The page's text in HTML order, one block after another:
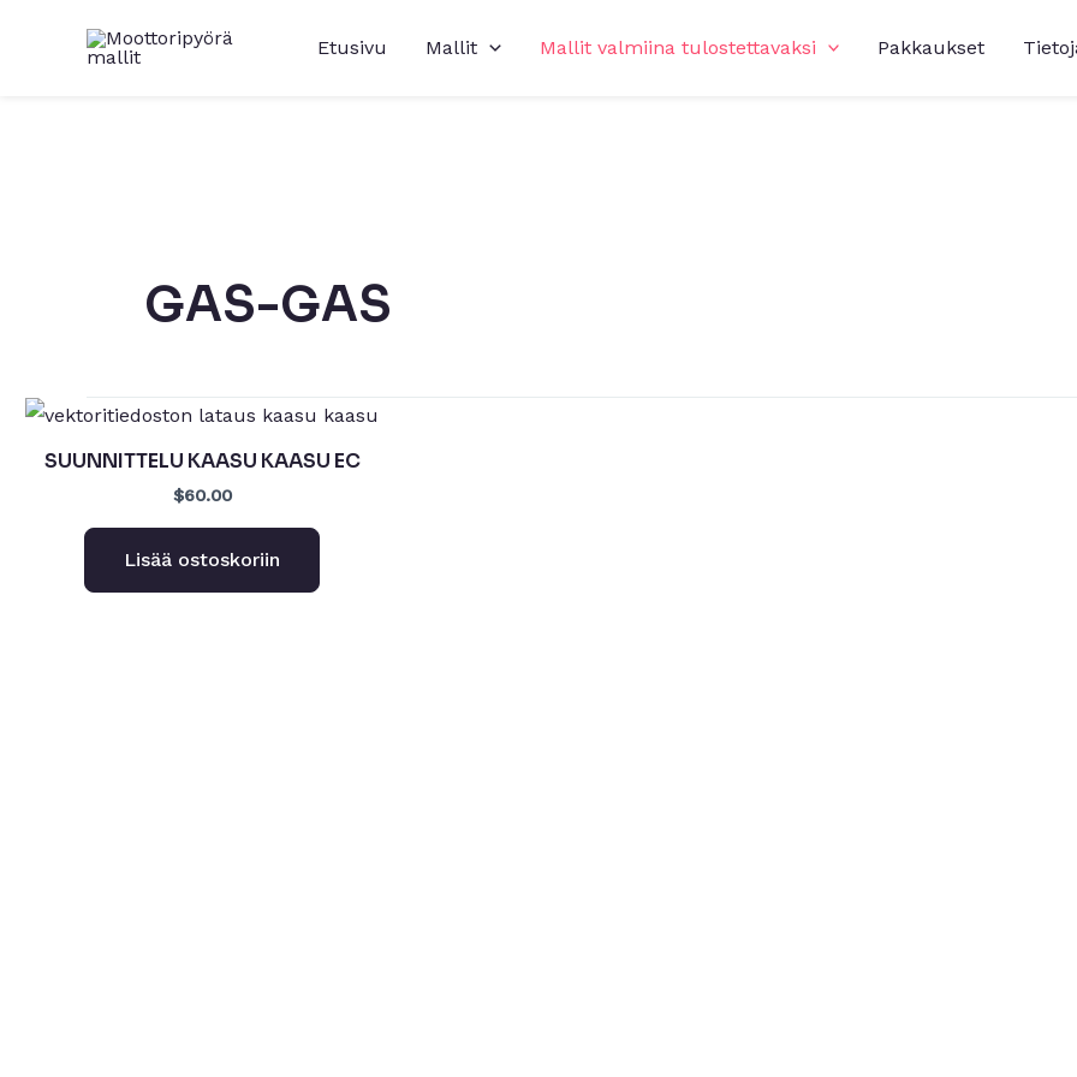
Etusivu Mallit Mallit valmiina tulostettavaksi Pakkaukset
GAS-GAS
SUUNNITTELU KAASU KAASU EC
$60.00
Lisää ostoskoriin